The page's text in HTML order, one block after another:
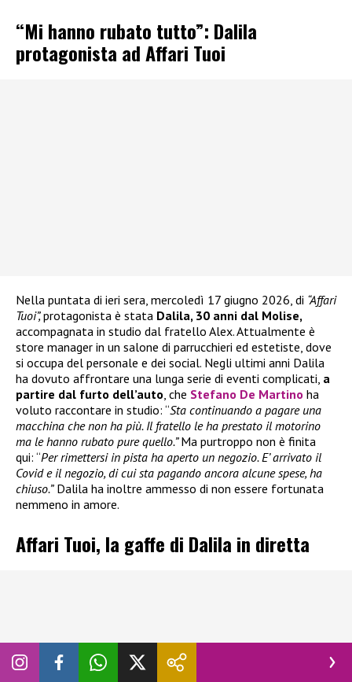
“Mi hanno rubato tutto”: Dalila
protagonista ad Affari Tuoi
Nella puntata di ieri sera, mercoledì 17 giugno 2026, di “Affari
Tuoi”,protagonista è stata Dalila, 30 anni dal Molise,
accompagnata in studio dal fratello Alex. Attualmente è
store manager in un salone di parrucchieri ed estetiste, dove
si occupa del personale e dei social. Negli ultimi anni Dalila
ha dovuto affrontare una lunga serie di eventi complicati, a
partire dal furto dell’auto, che Stefano De Martino ha
voluto raccontare in studio: “Sta continuando a pagare una
macchina che non ha più. Il fratello le ha prestato il motorino
ma le hanno rubato pure quello.”Ma purtroppo non è finita
qui: “Per rimettersi in pista ha aperto un negozio. E’ arrivato il
Covid e il negozio, di cui sta pagando ancora alcune spese, ha
chiuso.”Dalila ha inoltre ammesso di non essere fortunata
nemmeno in amore.
Affari Tuoi, la gaffe di Dalila in diretta